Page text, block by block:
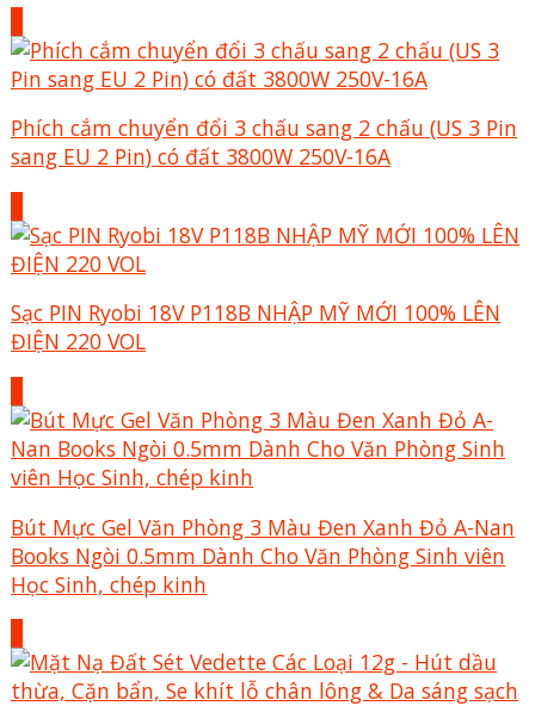
Phích cắm chuyển đổi 3 chấu sang 2 chấu (US 3 Pin
sang EU 2 Pin) có đất 3800W 250V-16A
Sạc PIN Ryobi 18V P118B NHẬP MỸ MỚI 100% LÊN
ĐIỆN 220 VOL
Bút Mực Gel Văn Phòng 3 Màu Đen Xanh Đỏ A-Nan
Books Ngòi 0.5mm Dành Cho Văn Phòng Sinh viên
Học Sinh, chép kinh